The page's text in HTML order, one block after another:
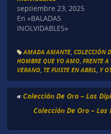
septiembre 23, 2025
En «BALADAS
INOLVIDABLES»
AMADA AMANTE, COLECCIÓN
HOMBRE QUE YO AMO, FRENTE
VERANO, TE FUISTE EN ABRIL, Y
« Colección De Oro – Los
Colección De Oro –